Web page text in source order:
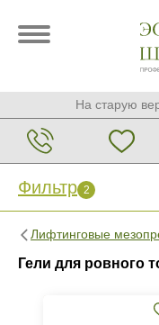
На старую
Фильтр 2
Лифтинговые
Гели для ровного
Фильтр 2